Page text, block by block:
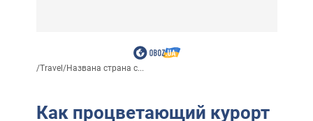
/Travel/Названа страна с...
Как процветающий курорт